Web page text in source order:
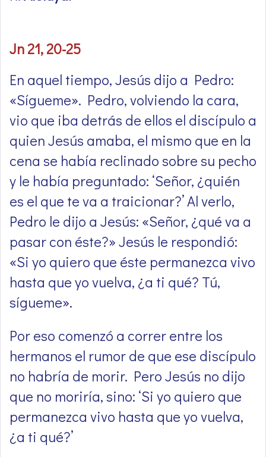
Jn 21, 20-25
En aquel tiempo, Jesús dijo a Pedro:
«Sígueme». Pedro, volviendo la cara,
vio que iba detrás de ellos el discípulo a
quien Jesús amaba, el mismo que en la
cena se había reclinado sobre su pecho
y le había preguntado: ‘Señor, ¿quién
es el que te va a traicionar?’ Al verlo,
Pedro le dijo a Jesús: «Señor, ¿qué va a
pasar con éste?» Jesús le respondió:
«Si yo quiero que éste permanezca vivo
hasta que yo vuelva, ¿a ti qué? Tú,
sígueme».
Por eso comenzó a correr entre los
hermanos el rumor de que ese discípulo
no habría de morir. Pero Jesús no dijo
que no moriría, sino: ‘Si yo quiero que
permanezca vivo hasta que yo vuelva,
¿a ti qué?’